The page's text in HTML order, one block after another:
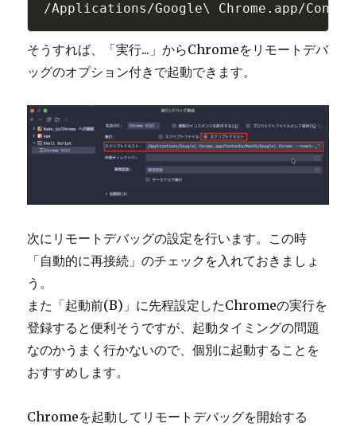
/Applications/Google\ Chrome.app/
そうすれば、「実行...」からChromeをリモートデバ
ッグのオプション付きで起動できます。
次にリモートデバッグの設定を行います。この時
「自動的に再接続」のチェックを入れておきましょ
う。
また「起動前(B)」に先程設定したChromeの実行を
登録すると便利そうですが、起動タイミングの問題
なのかうまく行かないので、個別に起動することを
おすすめします。
Chromeを起動してリモートデバッグを開始する